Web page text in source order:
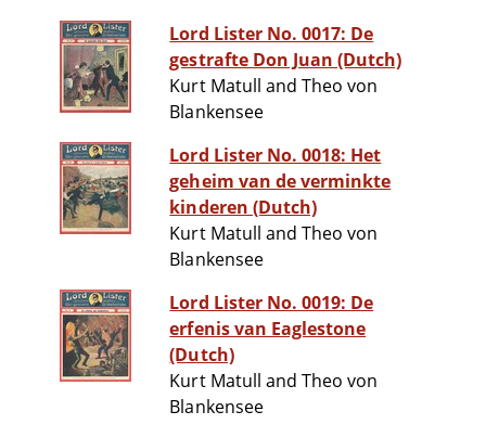
Lord Lister No. 0017: De
gestrafte Don Juan (Dutch)
Kurt Matull and Theo von
Blankensee
Lord Lister No. 0018: Het
geheim van de verminkte
kinderen (Dutch)
Kurt Matull and Theo von
Blankensee
Lord Lister No. 0019: De
erfenis van Eaglestone
(Dutch)
Kurt Matull and Theo von
Blankensee